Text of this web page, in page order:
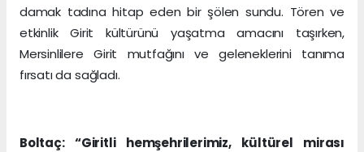
damak tadına hitap eden bir şölen sundu. Tören ve
etkinlik Girit kültürünü yaşatma amacını taşırken,
Mersinlilere Girit mutfağını ve geleneklerini tanıma
fırsatı da sağladı.
Boltaç: “Giritli hemşehrilerimiz, kültürel mirası